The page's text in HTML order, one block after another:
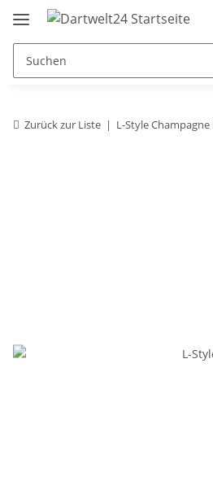
Zurück zur Liste L-Style Champagne